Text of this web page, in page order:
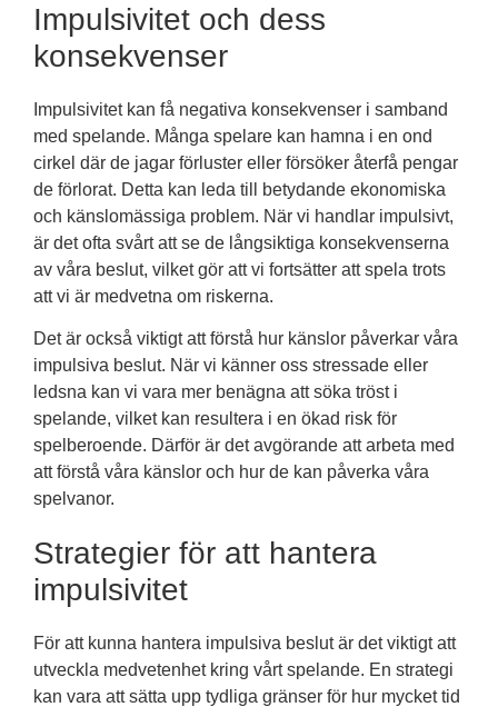
Impulsivitet och dess
konsekvenser
Impulsivitet kan få negativa konsekvenser i samband
med spelande. Många spelare kan hamna i en ond
cirkel där de jagar förluster eller försöker återfå pengar
de förlorat. Detta kan leda till betydande ekonomiska
och känslomässiga problem. När vi handlar impulsivt,
är det ofta svårt att se de långsiktiga konsekvenserna
av våra beslut, vilket gör att vi fortsätter att spela trots
att vi är medvetna om riskerna.
Det är också viktigt att förstå hur känslor påverkar våra
impulsiva beslut. När vi känner oss stressade eller
ledsna kan vi vara mer benägna att söka tröst i
spelande, vilket kan resultera i en ökad risk för
spelberoende. Därför är det avgörande att arbeta med
att förstå våra känslor och hur de kan påverka våra
spelvanor.
Strategier för att hantera
impulsivitet
För att kunna hantera impulsiva beslut är det viktigt att
utveckla medvetenhet kring vårt spelande. En strategi
kan vara att sätta upp tydliga gränser för hur mycket tid